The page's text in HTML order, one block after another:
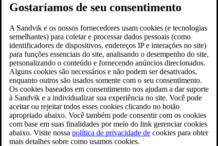
Gostaríamos de seu consentimento
A Sandvik e os nossos fornecedores usam cookies (e tecnologias
semelhantes) para coletar e processar dados pessoais (como
identificadores de dispositivos, endereços IP e interações no site)
para funções essenciais do site, analisando o desempenho do site,
personalizando o conteúdo e fornecendo anúncios direcionados.
Alguns cookies são necessários e não podem ser desativados,
enquanto outros são usados somente com o seu consentimento.
Os cookies baseados em consentimento nos ajudam a dar suporte
à Sandvik e a individualizar sua experiência no site. Você pode
aceitar ou rejeitar todos esses cookies clicando no botão
apropriado abaixo. Você também pode consentir com os cookies
com base em suas finalidades por meio do link gerenciar cookies
abaixo. Visite nossa política de privacidade de cookies para obter
mais detalhes sobre como usamos cookies.